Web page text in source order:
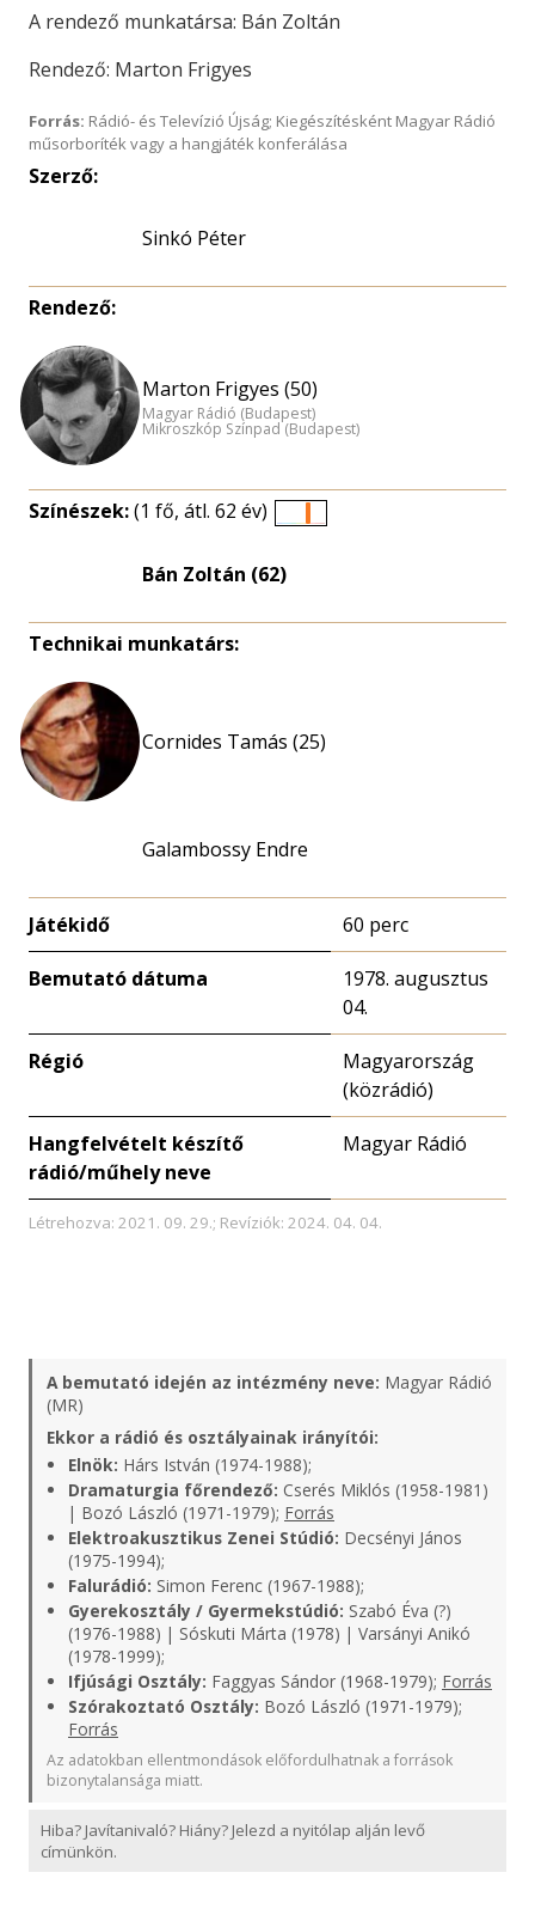
A rendező munkatársa: Bán Zoltán
Rendező: Marton Frigyes
Forrás: Rádió- és Televízió Újság; Kiegészítésként Magyar Rádió
műsorboríték vagy a hangjáték konferálása
Szerző:
Sinkó Péter
Rendező:
Marton Frigyes (50)
Magyar Rádió (Budapest)
Mikroszkóp Színpad (Budapest)
Színészek:(1 fő, átl. 62 év)
Bán Zoltán (62)
Technikai munkatárs:
Cornides Tamás (25)
Galambossy Endre
Játékidő 60 perc
Bemutató dátuma
1978. augusztus
04.
Régió
Magyarország
(közrádió)
Hangfelvételt készítő
rádió/műhely neve
Magyar Rádió
Létrehozva: 2021. 09. 29.; Revíziók: 2024. 04. 04.
A bemutató idején az intézmény neve: Magyar Rádió
(MR)
Ekkor a rádió és osztályainak irányítói:
Elnök: Hárs István (1974-1988);
Dramaturgia főrendező: Cserés Miklós (1958-1981)
| Bozó László (1971-1979); Forrás
Elektroakusztikus Zenei Stúdió: Decsényi János
(1975-1994);
Falurádió: Simon Ferenc (1967-1988);
Gyerekosztály / Gyermekstúdió: Szabó Éva (?)
(1976-1988) | Sóskuti Márta (1978) | Varsányi Anikó
(1978-1999);
Ifjúsági Osztály: Faggyas Sándor (1968-1979); Forrás
Szórakoztató Osztály: Bozó László (1971-1979);
Forrás
Az adatokban ellentmondások előfordulhatnak a források
bizonytalansága miatt.
Hiba? Javítanivaló? Hiány? Jelezd a nyitólap alján levő
címünkön.